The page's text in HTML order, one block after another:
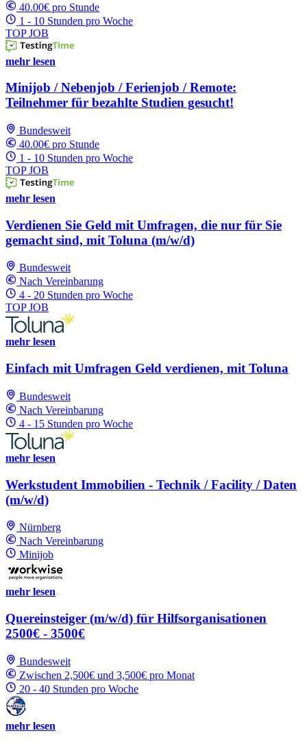
40.00€ pro Stunde
1 - 10 Stunden pro Woche
TOP JOB
mehr lesen
Minijob / Nebenjob / Ferienjob / Remote:
Teilnehmer für bezahlte Studien gesucht!
Bundesweit
40.00€ pro Stunde
1 - 10 Stunden pro Woche
TOP JOB
mehr lesen
Verdienen Sie Geld mit Umfragen, die nur für Sie
gemacht sind, mit Toluna (m/w/d)
Bundesweit
Nach Vereinbarung
4 - 20 Stunden pro Woche
TOP JOB
mehr lesen
Einfach mit Umfragen Geld verdienen, mit Toluna
Bundesweit
Nach Vereinbarung
4 - 15 Stunden pro Woche
mehr lesen
Werkstudent Immobilien - Technik / Facility / Daten
(m/w/d)
Nürnberg
Nach Vereinbarung
Minijob
mehr lesen
Quereinsteiger (m/w/d) für Hilfsorganisationen
2500€ - 3500€
Bundesweit
Zwischen 2,500€ und 3,500€ pro Monat
20 - 40 Stunden pro Woche
mehr lesen